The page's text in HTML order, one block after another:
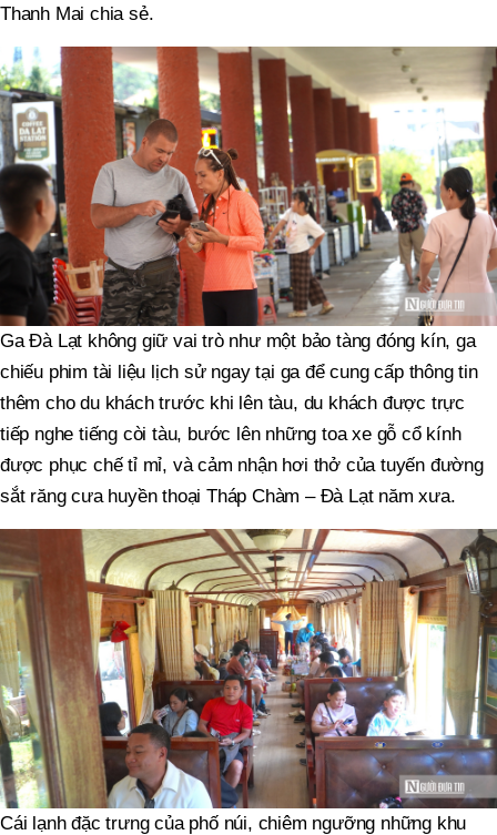
Thanh Mai chia sẻ.
Ga Đà Lạt không giữ vai trò như một bảo tàng đóng kín, ga
chiếu phim tài liệu lịch sử ngay tại ga để cung cấp thông tin
thêm cho du khách trước khi lên tàu, du khách được trực
tiếp nghe tiếng còi tàu, bước lên những toa xe gỗ cổ kính
được phục chế tỉ mỉ, và cảm nhận hơi thở của tuyến đường
sắt răng cưa huyền thoại Tháp Chàm – Đà Lạt năm xưa.
Cái lạnh đặc trưng của phố núi, chiêm ngưỡng những khu